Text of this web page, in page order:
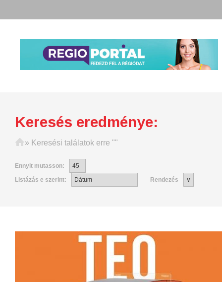
Keresés eredménye:
Főoldal
» Keresési találatok erre ""
Ennyit mutasson:
Listázás e szerint:
Rendezés